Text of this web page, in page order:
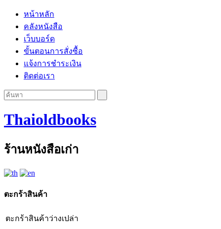
หน้าหลัก
คลังหนังสือ
เว็บบอร์ด
ขั้นตอนการสั่งซื้อ
แจ้งการชำระเงิน
ติดต่อเรา
Thaioldbooks
ร้านหนังสือเก่า
ตะกร้าสินค้า
ตะกร้าสินค้าว่างเปล่า